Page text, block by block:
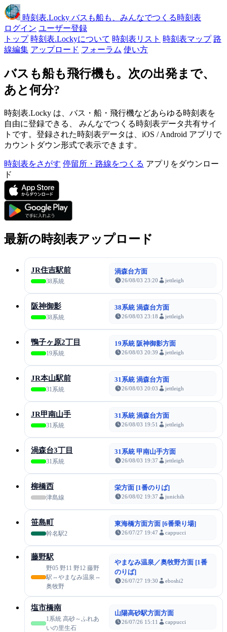
時刻表.Locky バスも船も、みんなでつくる時刻表
ログイン ユーザー登録
トップ 時刻表.Lockyについて 時刻表リスト 時刻表マップ 路
線編集 アップロード フォーラム 使い方
バスも船も飛行機も。次の出発まで、
あと何分?
時刻表.Locky は、バス・船・飛行機などあらゆる時刻表を
自由に登録できる、 みんなでつくる時刻表データ共有サイ
トです。登録された時刻表データは、iOS / Android アプリで
カウントダウン形式で表示できます。
時刻表をさがす 停留所・路線をつくる アプリをダウンロー
ド
最新の時刻表アップロード
JR住吉駅前
38系統
渦森台方面
26/08/03 23:20 jettleigh
阪神御影
38系統
38系統 渦森台方面
26/08/03 23:18 jettleigh
鴨子ヶ原2丁目
19系統
19系統 阪神御影方面
26/08/03 20:39 jettleigh
JR本山駅前
31系統
31系統 渦森台方面
26/08/03 20:03 jettleigh
JR甲南山手
31系統
31系統 渦森台方面
26/08/03 19:51 jettleigh
渦森台3丁目
31系統
31系統 甲南山手方面
26/08/03 19:37 jettleigh
柳橋西
津島線
栄方面 [1番のりば]
26/08/02 19:37 junichih
笹島町
幹名駅2
東海橋方面方面 [6番乗り場]
26/07/27 19:47 cappucci
藤野駅
野05 野11 野12 藤野
駅⇔やまなみ温泉⇔
奥牧野
やまなみ温泉／奥牧野方面 [1番
のりば]
26/07/27 19:30 eboshi2
塩市橋南
1系統 高砂～ふれあ
いの里生石
山陽高砂駅方面方面
26/07/26 15:11 cappucci